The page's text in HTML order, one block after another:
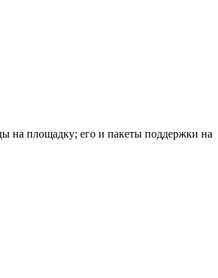
на площадку; его и пакеты поддержки на